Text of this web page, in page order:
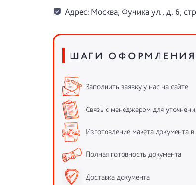
Адрес: Москва, Фучика ул., д. 6,
ШАГИ ОФОРМЛЕНИЯ
Заполнить заявку у нас на сайте
Связь с менеджером для
Изготовление макета документа
Полная готовность документа
Доставка документа